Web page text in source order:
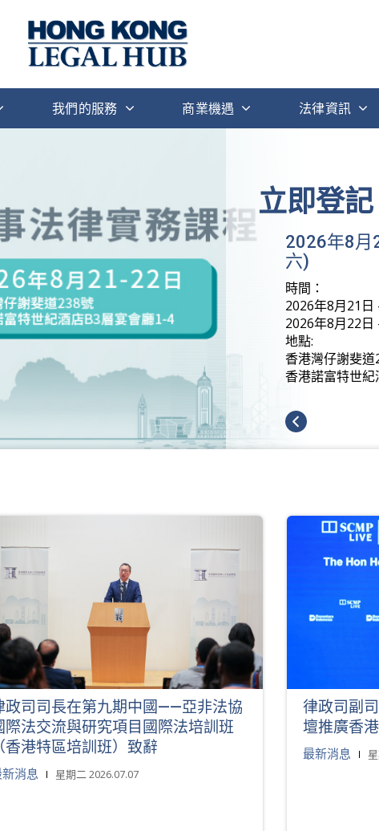
我們的服務 商業機遇 法律資訊
立即登記
2026年8月
六)
時間：
2026年8月21日
2026年8月22日
地點:
香港灣仔謝斐道
香港諾富特世
政司司長在第九期中國——亞非法協
際法交流與研究項目國際法培訓班
（香港特區培訓班）致辭
消息 星期二 2026.07.07
律政司副
壇推廣香
最新消息